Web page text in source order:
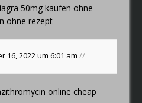
50mg kaufen ohne
ohne rezept
16, 2022 um 6:01 am//
online cheap